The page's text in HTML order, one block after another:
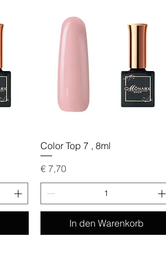
Schnellansicht
Color Top 7 , 8ml
Preis
€ 7,70
In den Warenkorb